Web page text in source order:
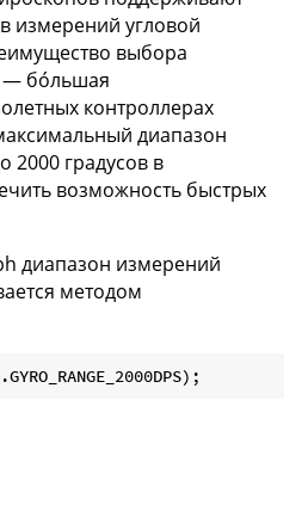
измерений угловой
выбора
— бо́льшая
контроллерах
диапазон
2000 градусов в
возможность быстрых
диапазон измерений
методом